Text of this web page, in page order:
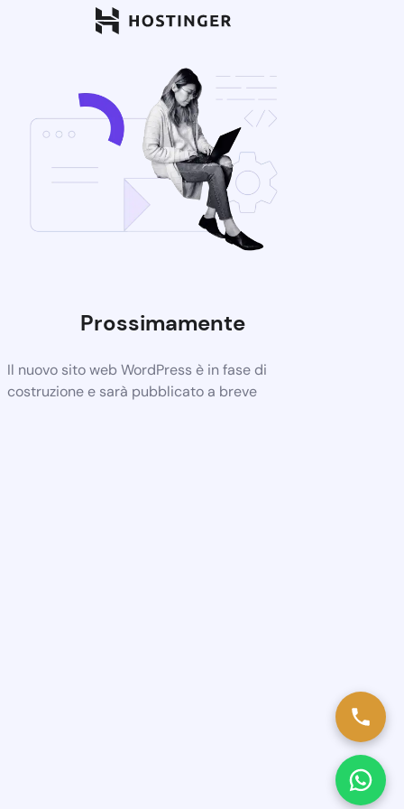
Prossimamente
Il nuovo sito web WordPress è in fase di
costruzione e sarà pubblicato a breve